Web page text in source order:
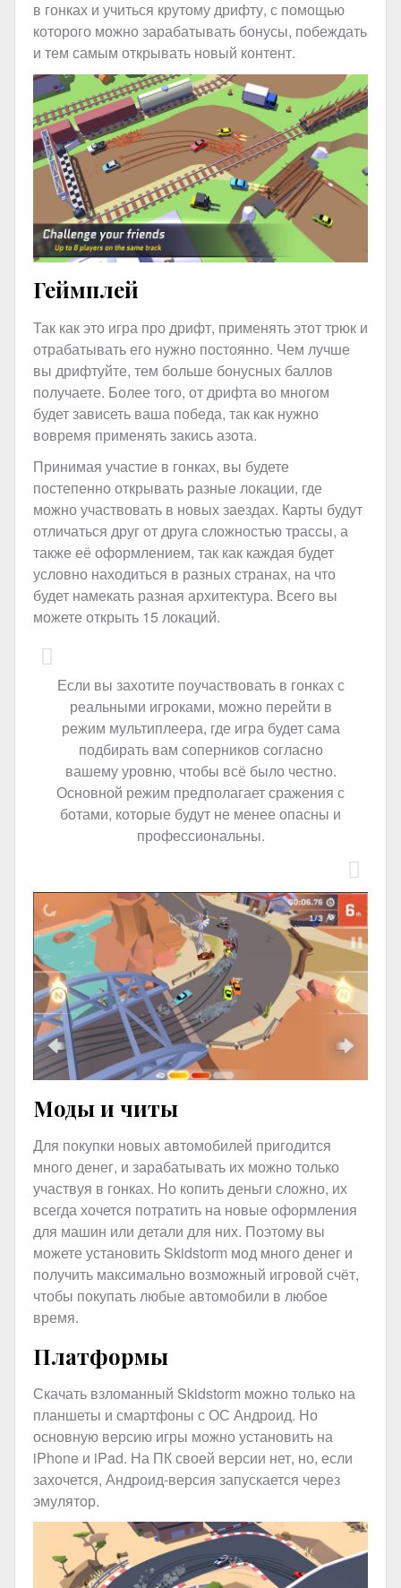
в гонках и учиться крутому дрифту, с помощью
которого можно зарабатывать бонусы, побеждать
и тем самым открывать новый контент.
Геймплей
Так как это игра про дрифт, применять этот трюк и
отрабатывать его нужно постоянно. Чем лучше
вы дрифтуйте, тем больше бонусных баллов
получаете. Более того, от дрифта во многом
будет зависеть ваша победа, так как нужно
вовремя применять закись азота.
Принимая участие в гонках, вы будете
постепенно открывать разные локации, где
можно участвовать в новых заездах. Карты будут
отличаться друг от друга сложностью трассы, а
также её оформлением, так как каждая будет
условно находиться в разных странах, на что
будет намекать разная архитектура. Всего вы
можете открыть 15 локаций.
Если вы захотите поучаствовать в гонках с
реальными игроками, можно перейти в
режим мультиплеера, где игра будет сама
подбирать вам соперников согласно
вашему уровню, чтобы всё было честно.
Основной режим предполагает сражения с
ботами, которые будут не менее опасны и
профессиональны.
Моды и читы
Для покупки новых автомобилей пригодится
много денег, и зарабатывать их можно только
участвуя в гонках. Но копить деньги сложно, их
всегда хочется потратить на новые оформления
для машин или детали для них. Поэтому вы
можете установить Skidstorm мод много денег и
получить максимально возможный игровой счёт,
чтобы покупать любые автомобили в любое
время.
Платформы
Скачать взломанный Skidstorm можно только на
планшеты и смартфоны с ОС Андроид. Но
основную версию игры можно установить на
iPhone и iPad. На ПК своей версии нет, но, если
захочется, Андроид-версия запускается через
эмулятор.